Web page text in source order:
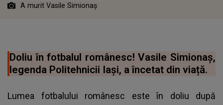
A murit Vasile Simionaș
Doliu în fotbalul românesc! Vasile Simionaș,
legenda Politehnicii Iași, a încetat din viață.
Lumea fotbalului românesc este în doliu după